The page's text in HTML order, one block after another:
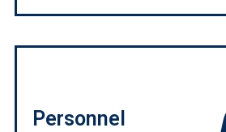
Personnel